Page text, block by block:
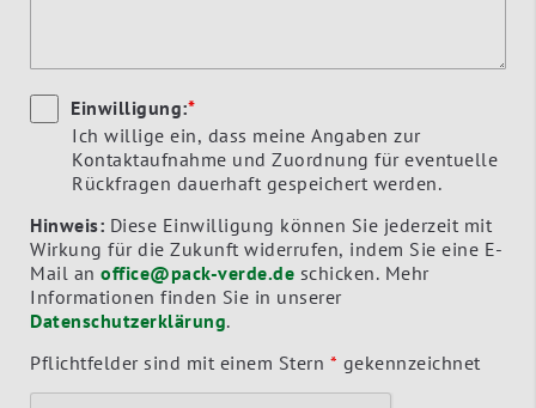
Einwilligung:*
Ich willige ein, dass meine Angaben zur
Kontaktaufnahme und Zuordnung für eventuelle
Rückfragen dauerhaft gespeichert werden.
Hinweis: Diese Einwilligung können Sie jederzeit mit
Wirkung für die Zukunft widerrufen, indem Sie eine E-
Mail an office@pack-verde.de
Informationen finden Sie in unserer
Datenschutzerklärung.
Pflichtfelder sind mit einem Stern * gekennzeichnet